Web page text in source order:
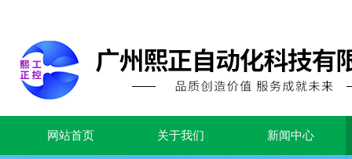
网站首页 关于我们 新闻中心